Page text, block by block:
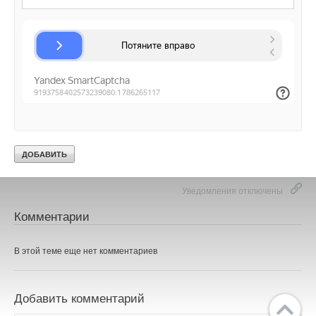
одобрены сертификатом РМРС
→ Универсальный пульт Z037-5C0 от НЕВАТОМ
НОВОСТИ СОК 5 АВГУСТА 2026
→
Гибридный тепловой насос PV/T с одним общим
НОВОСТИ СОК 5 АВГУСТА 2026
→ 21-й ежегодный форум «ЦОД-2026»
Уведомления отключены
Комментарии
В этой теме еще нет комментариев
Добавить комментарий